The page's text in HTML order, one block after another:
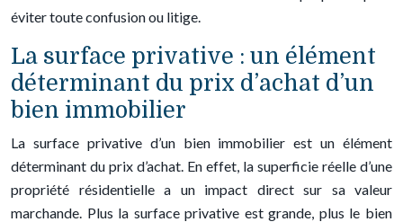
éviter toute confusion ou litige.
La surface privative : un élément
déterminant du prix d’achat d’un
bien immobilier
La surface privative d’un bien immobilier est un élément
déterminant du prix d’achat. En effet, la superficie réelle d’une
propriété résidentielle a un impact direct sur sa valeur
marchande. Plus la surface privative est grande, plus le bien